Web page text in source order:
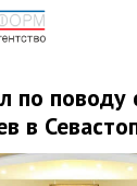
по
в